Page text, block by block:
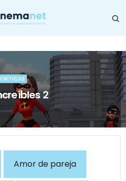
CRÍTICAS
2
Amor de pareja